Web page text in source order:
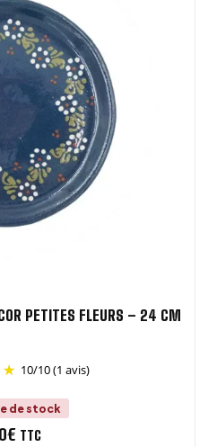
PETITES FLEURS – 24 CM
10/10(1 avis)
de stock
€ TTC